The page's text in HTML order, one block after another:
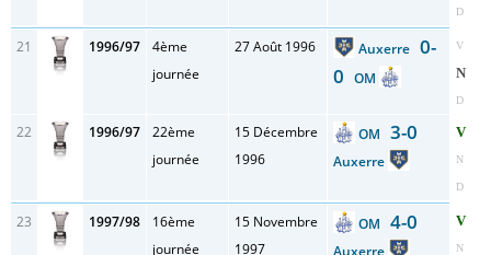
D
21 1996/97
4ème
journée
27 Août 1996 Auxerre 0-
0 OM
V
N
D
22 1996/97
22ème
journée
15 Décembre
1996
OM 3-0
Auxerre
V
N
D
23 1997/98
16ème
journée
15 Novembre
1997
OM 4-0
Auxerre
V
N